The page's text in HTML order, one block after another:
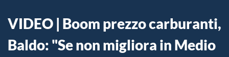
VIDEO | Boom prezzo carburanti,
Baldo: "Se non migliora in Medio